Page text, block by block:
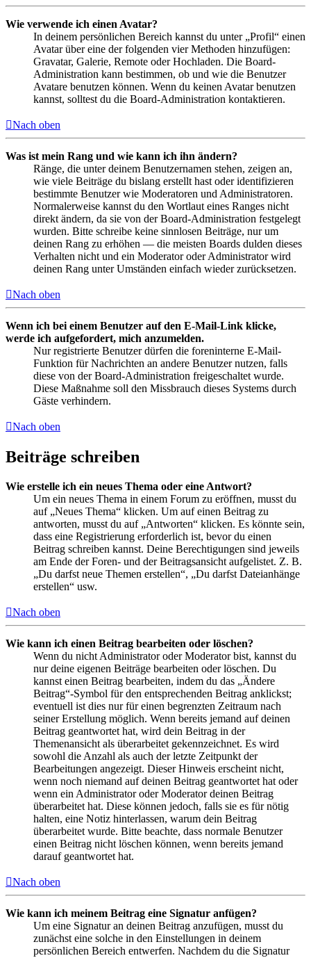
Wie verwende ich einen Avatar?
In deinem persönlichen Bereich kannst du unter „Profil“ einen
Avatar über eine der folgenden vier Methoden hinzufügen:
Gravatar, Galerie, Remote oder Hochladen. Die Board-
Administration kann bestimmen, ob und wie die Benutzer
Avatare benutzen können. Wenn du keinen Avatar benutzen
kannst, solltest du die Board-Administration kontaktieren.
Nach oben
Was ist mein Rang und wie kann ich ihn ändern?
Ränge, die unter deinem Benutzernamen stehen, zeigen an,
wie viele Beiträge du bislang erstellt hast oder identifizieren
bestimmte Benutzer wie Moderatoren und Administratoren.
Normalerweise kannst du den Wortlaut eines Ranges nicht
direkt ändern, da sie von der Board-Administration festgelegt
wurden. Bitte schreibe keine sinnlosen Beiträge, nur um
deinen Rang zu erhöhen — die meisten Boards dulden dieses
Verhalten nicht und ein Moderator oder Administrator wird
deinen Rang unter Umständen einfach wieder zurücksetzen.
Nach oben
Wenn ich bei einem Benutzer auf den E-Mail-Link klicke,
werde ich aufgefordert, mich anzumelden.
Nur registrierte Benutzer dürfen die foreninterne E-Mail-
Funktion für Nachrichten an andere Benutzer nutzen, falls
diese von der Board-Administration freigeschaltet wurde.
Diese Maßnahme soll den Missbrauch dieses Systems durch
Gäste verhindern.
Nach oben
Beiträge schreiben
Wie erstelle ich ein neues Thema oder eine Antwort?
Um ein neues Thema in einem Forum zu eröffnen, musst du
auf „Neues Thema“ klicken. Um auf einen Beitrag zu
antworten, musst du auf „Antworten“ klicken. Es könnte sein,
dass eine Registrierung erforderlich ist, bevor du einen
Beitrag schreiben kannst. Deine Berechtigungen sind jeweils
am Ende der Foren- und der Beitragsansicht aufgelistet. Z. B.
„Du darfst neue Themen erstellen“, „Du darfst Dateianhänge
erstellen“ usw.
Nach oben
Wie kann ich einen Beitrag bearbeiten oder löschen?
Wenn du nicht Administrator oder Moderator bist, kannst du
nur deine eigenen Beiträge bearbeiten oder löschen. Du
kannst einen Beitrag bearbeiten, indem du das „Ändere
Beitrag“-Symbol für den entsprechenden Beitrag anklickst;
eventuell ist dies nur für einen begrenzten Zeitraum nach
seiner Erstellung möglich. Wenn bereits jemand auf deinen
Beitrag geantwortet hat, wird dein Beitrag in der
Themenansicht als überarbeitet gekennzeichnet. Es wird
sowohl die Anzahl als auch der letzte Zeitpunkt der
Bearbeitungen angezeigt. Dieser Hinweis erscheint nicht,
wenn noch niemand auf deinen Beitrag geantwortet hat oder
wenn ein Administrator oder Moderator deinen Beitrag
überarbeitet hat. Diese können jedoch, falls sie es für nötig
halten, eine Notiz hinterlassen, warum dein Beitrag
überarbeitet wurde. Bitte beachte, dass normale Benutzer
einen Beitrag nicht löschen können, wenn bereits jemand
darauf geantwortet hat.
Nach oben
Wie kann ich meinem Beitrag eine Signatur anfügen?
Um eine Signatur an deinen Beitrag anzufügen, musst du
zunächst eine solche in den Einstellungen in deinem
persönlichen Bereich entwerfen. Nachdem du die Signatur